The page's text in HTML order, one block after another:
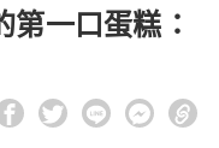
第一口蛋糕：